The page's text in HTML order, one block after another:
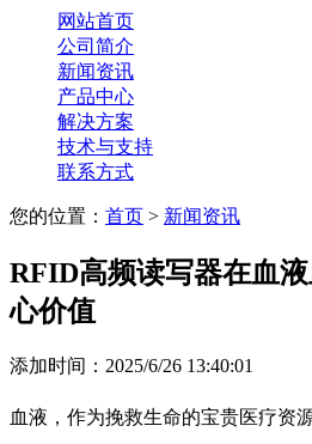
网站首页
公司简介
新闻资讯
产品中心
解决方案
技术与支持
联系方式
您的位置： 首页 > 新闻资讯
RFID高频读写器在血
心价值
添加时间：2025/6/26 13:40:01
血液，作为挽救生命的宝贵医疗资